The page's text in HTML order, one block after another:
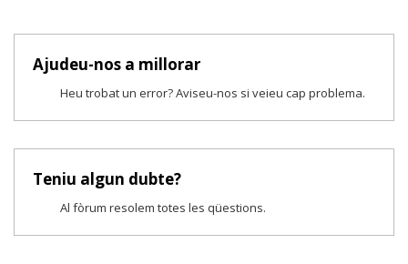
Ajudeu-nos a millorar
Heu trobat un error? Aviseu-nos si veieu cap problema.
Teniu algun dubte?
Al fòrum resolem totes les qüestions.